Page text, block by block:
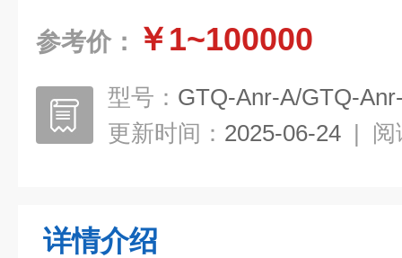
参考价： ￥1~100000
型号： GTQ-Anr-A/GTQ-
更新时间： 2025-06-24 | 阅
详情介绍